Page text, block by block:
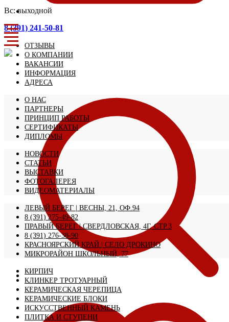
Вс: выходной
8 (391) 241-50-81
ОТЗЫВЫ
О КОМПАНИИ
ВАКАНСИИ
ИНФОРМАЦИЯ
АДРЕСА
О НАС
ПАРТНЕРЫ
ПРИНЦИП РАБОТЫ
СЕРТИФИКАТЫ
ДИПЛОМЫ
НОВОСТИ
СТАТЬИ
ВЫСТАВКИ
ФОТОГАЛЕРЕЯ
ВИДЕОМАТЕРИАЛЫ
ЛЕВЫЙ БЕРЕГ | ВЕСНЫ, 21, ОФ.94
8 (391) 275-49-82
ПРАВЫЙ БЕРЕГ | СВЕРДЛОВСКАЯ, 4Г, СТР.3
8 (391) 276-38-90
КРАСНОЯРСКИЙ КРАЙ | CЕЛО ДРОКИНО
МИКРОРАЙОН ШКОЛЬНЫЙ, 77
КИРПИЧ
КЛИНКЕР ТРОТУАРНЫЙ
КЕРАМИЧЕСКАЯ ЧЕРЕПИЦА
КЕРАМИЧЕСКИЕ БЛОКИ
ИСКУССТВЕННЫЙ КАМЕНЬ
ПЛИТКА И СТУПЕНИ